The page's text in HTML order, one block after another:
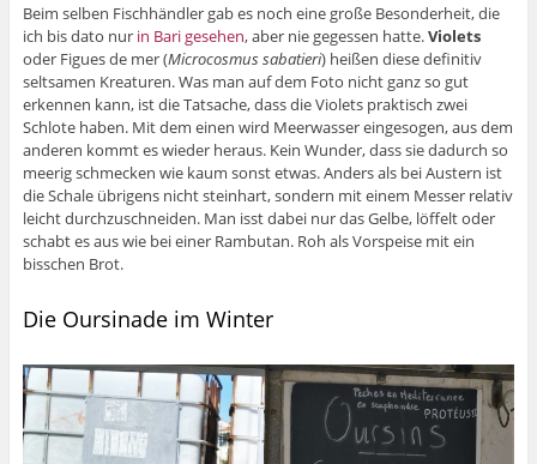
Beim selben Fischhändler gab es noch eine große Besonderheit, die
ich bis dato nur in Bari gesehen, aber nie gegessen hatte.Violets
oder Figues de mer (Microcosmus sabatieri) heißen diese definitiv
seltsamen Kreaturen. Was man auf dem Foto nicht ganz so gut
erkennen kann, ist die Tatsache, dass die Violets praktisch zwei
Schlote haben. Mit dem einen wird Meerwasser eingesogen, aus dem
anderen kommt es wieder heraus. Kein Wunder, dass sie dadurch so
meerig schmecken wie kaum sonst etwas. Anders als bei Austern ist
die Schale übrigens nicht steinhart, sondern mit einem Messer relativ
leicht durchzuschneiden. Man isst dabei nur das Gelbe, löffelt oder
schabt es aus wie bei einer Rambutan. Roh als Vorspeise mit ein
bisschen Brot.
Die Oursinade im Winter